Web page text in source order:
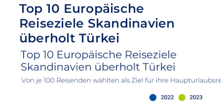
Top 10 Europäische
Reiseziele Skandinavien
überholt Türkei